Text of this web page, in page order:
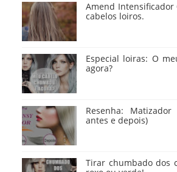
Amend
cabelos loiros.
Especial loiras: O
agora?
Resenha:
antes e depois)
Tirar chumbado dos